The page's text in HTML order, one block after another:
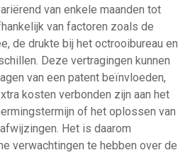
van enkele maanden tot
van factoren zoals de
de drukte bij het octrooibureau en
Deze vertragingen kunnen
van een patent beïnvloeden,
kosten verbonden zijn aan het
of het oplossen van
Het is daarom
verwachtingen te hebben over de